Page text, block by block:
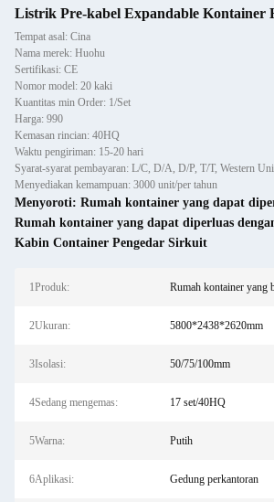
Listrik Pre-kabel Expandable Kontainer
Tempat asal: Cina
Nama merek: Huohu
Sertifikasi: CE
Nomor model: 20 kaki
Kuantitas min Order: 1/Set
Harga: 990
Kemasan rincian: 40HQ
Waktu pengiriman: 15-20 hari
Syarat-syarat pembayaran: L/C, D/A, D/P, T/T, Western
Menyediakan kemampuan: 3000 unit/per tahun
Menyoroti: Rumah kontainer yang dapat
Rumah kontainer yang dapat diperluas
Kabin Container Pengedar Sirkuit
1Produk: Rumah kontainer yang
2Ukuran: 5800*2438*2620mm
3Isolasi: 50/75/100mm
4Sedang mengemas: 17 set/40HQ
5Warna: Putih
6Aplikasi: Gedung perkantoran